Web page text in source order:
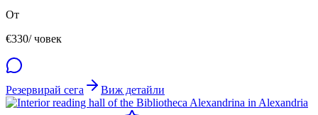
От
€330/ човек
Резервирай сега Виж детайли